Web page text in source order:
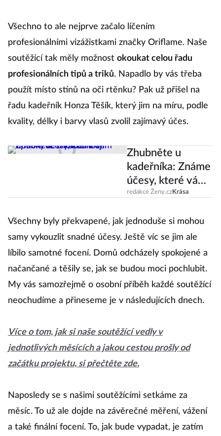
Všechno to ale nejprve začalo líčením
profesionálními vizážistkami značky Oriflame. Naše
soutěžící tak měly možnost okoukat celou řadu
profesionálních tipů a triků. Napadlo by vás třeba
použít místo stínů na oči rtěnku? Pak už přišel na
řadu kadeřník Honza Těšík, který jim na míru, podle
kvality, délky i barvy vlasů zvolil zajímavý účes.
Zhubněte u
kadeřníka: Známe
účesy, které vám
opticky zeštíhlí
redakce Ženy.czKrása
Všechny byly překvapené, jak jednoduše si mohou
samy vykouzlit snadné účesy. Ještě víc se jim ale
líbilo samotné focení. Domů odcházely spokojené a
načančané a těšily se, jak se budou moci pochlubit.
My vás samozřejmě o osobní příběh každé soutěžící
neochudíme a přineseme je v následujících dnech.
Více o tom, jak si naše soutěžící vedly v
jednotlivých měsících a jakou cestou prošly od
začátku projektu, si přečtěte zde.
Naposledy se s našimi soutěžícími setkáme za
měsíc. To už ale dojde na závěrečné měření, vážení
a také finální focení. To, jak bude vypadat, je zatím